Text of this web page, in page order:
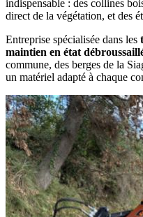
indispensable : des collines
direct de la végétation, et des
Entreprise spécialisée dans les
maintien en état
commune, des berges de la
un matériel adapté à chaque